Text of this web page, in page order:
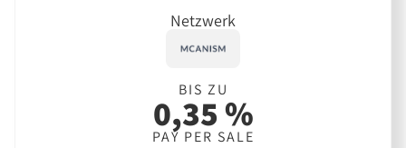
Netzwerk
BIS ZU
0,35 %
PAY PER SALE